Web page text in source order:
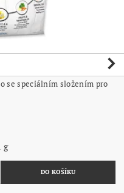
se speciálním složením pro
g